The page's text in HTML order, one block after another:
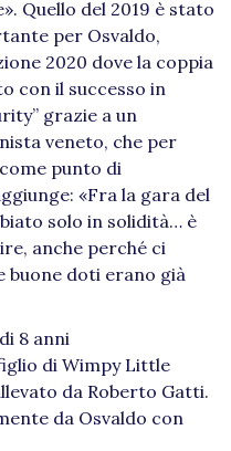
Quello del 2019 è stato
per Osvaldo,
2020 dove la coppia
con il successo in
grazie a un
veneto, che per
punto di
«Fra la gara del
solo in solidità… è
anche perché ci
buone doti erano già
8 anni
di Wimpy Little
da Roberto Gatti.
da Osvaldo con